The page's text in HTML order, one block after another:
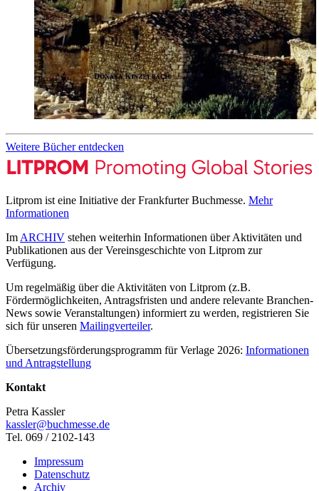
Weitere Bücher entdecken
Litprom ist eine Initiative der Frankfurter Buchmesse. Mehr
Informationen
Im ARCHIV stehen weiterhin Informationen über Aktivitäten und
Publikationen aus der Vereinsgeschichte von Litprom zur
Verfügung.
Um regelmäßig über die Aktivitäten von Litprom (z.B.
Fördermöglichkeiten, Antragsfristen und andere relevante Branchen-
News sowie Veranstaltungen) informiert zu werden, registrieren Sie
sich für unseren Mailingverteiler.
Übersetzungsförderungsprogramm für Verlage 2026: Informationen
und Antragstellung
Kontakt
Petra Kassler
kassler@buchmesse.de
Tel. 069 / 2102-143
Impressum
Datenschutz
Archiv